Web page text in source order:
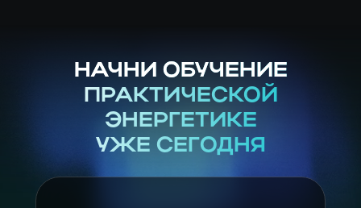
НАЧНИ ОБУЧЕНИЕ
ПРАКТИЧЕСКОЙ
ЭНЕРГЕТИКЕ
УЖЕ СЕГОДНЯ